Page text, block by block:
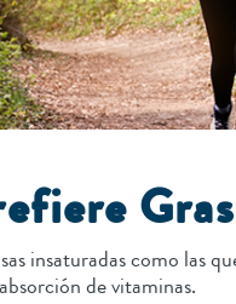
insaturadas como las
de vitaminas.